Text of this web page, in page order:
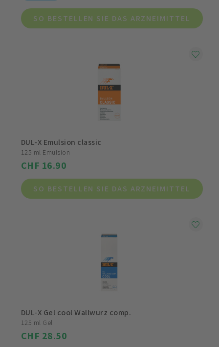
SO BESTELLEN SIE DAS ARZNEIMITTEL
DUL-X Emulsion classic
125 ml Emulsion
CHF 16.90
SO BESTELLEN SIE DAS ARZNEIMITTEL
DUL-X Gel cool Wallwurz comp.
125 ml Gel
CHF 28.50